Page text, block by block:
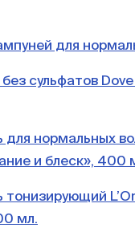
для
сульфатов
нормальных
и блеск», 400
мл.